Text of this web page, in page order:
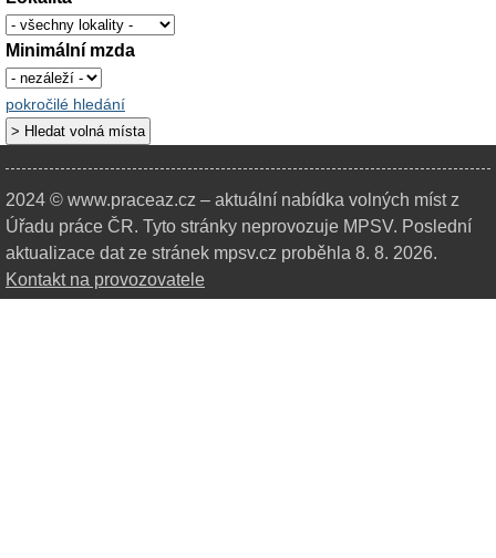
Minimální mzda
pokročilé hledání
2024 © www.praceaz.cz – aktuální nabídka volných míst z
Úřadu práce ČR. Tyto stránky neprovozuje MPSV. Poslední
aktualizace dat ze stránek mpsv.cz proběhla 8. 8. 2026.
Kontakt na provozovatele